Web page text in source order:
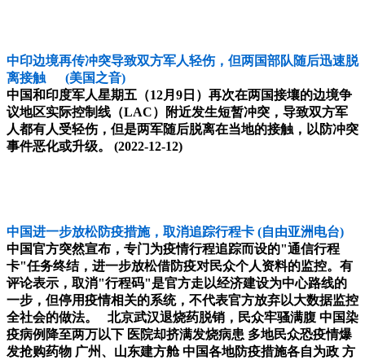
中印边境再传冲突导致双方军人轻伤，但两国部队随后迅速脱
离接触 (美国之音)
中国和印度军人星期五（12月9日）再次在两国接壤的边境争
议地区实际控制线（LAC）附近发生短暂冲突，导致双方军
人都有人受轻伤，但是两军随后脱离在当地的接触，以防冲突
事件恶化或升级。
(2022-12-12)
中国进一步放松防疫措施，取消追踪行程卡 (自由亚洲电台)
中国官方突然宣布，专门为疫情行程追踪而设的"通信行程
卡"任务终结，进一步放松借防疫对民众个人资料的监控。有
评论表示，取消"行程码"是官方走以经济建设为中心路线的
一步，但停用疫情相关的系统，不代表官方放弃以大数据监控
全社会的做法。 北京武汉退烧药脱销，民众牢骚满腹 中国染
疫病例降至两万以下 医院却挤满发烧病患 多地民众恐疫情爆
发抢购药物 广州、山东建方舱 中国各地防疫措施各自为政 方